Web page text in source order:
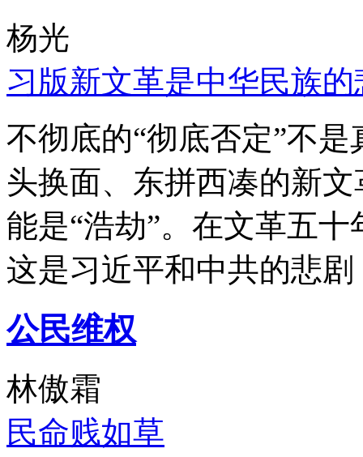
杨光
习版新文革是中华民族的
不彻底的“彻底否定”不
头换面、东拼西凑的新
能是“浩劫”。在文革五
这是习近平和中共的悲
公民维权
林傲霜
民命贱如草